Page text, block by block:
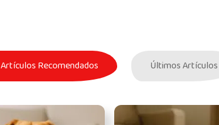
Artículos Recomendados Últimos Artículos